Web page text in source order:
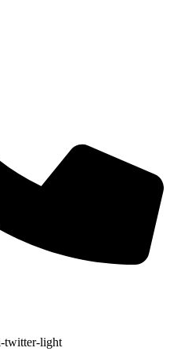
twitter-light